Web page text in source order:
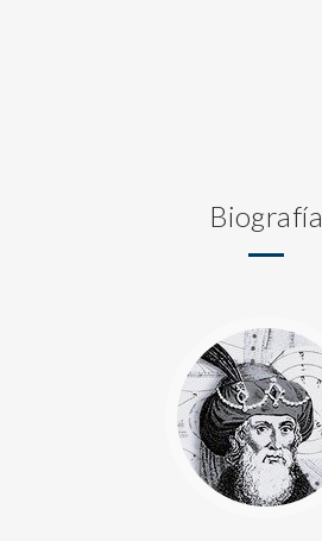
Biografía